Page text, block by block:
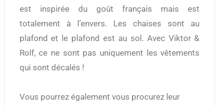
est inspirée du goût français mais est
totalement à l’envers. Les chaises sont au
plafond et le plafond est au sol. Avec Viktor &
Rolf, ce ne sont pas uniquement les vêtements
qui sont décalés !
Vous pourrez également vous procurez leur